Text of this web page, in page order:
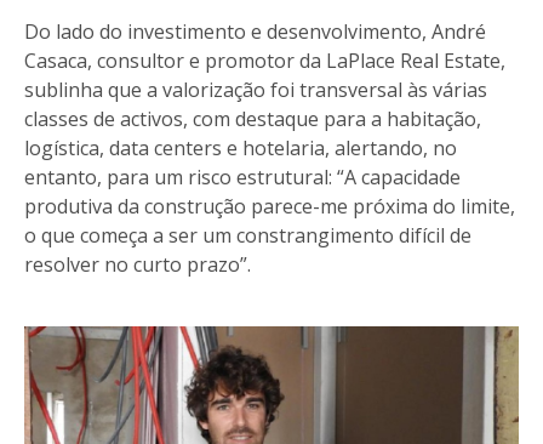
Do lado do investimento e desenvolvimento, André
Casaca, consultor e promotor da LaPlace Real Estate,
sublinha que a valorização foi transversal às várias
classes de activos, com destaque para a habitação,
logística, data centers e hotelaria, alertando, no
entanto, para um risco estrutural: “A capacidade
produtiva da construção parece-me próxima do limite,
o que começa a ser um constrangimento difícil de
resolver no curto prazo”.